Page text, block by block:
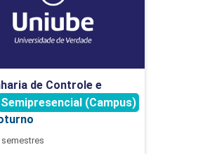
90
de Controle e
Semipresencial (Campus)
semestres
Detalhes do curso